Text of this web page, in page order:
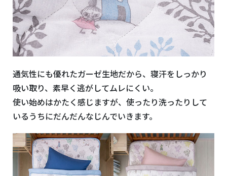
通気性にも優れたガーゼ生地だから、寝汗をしっかり
吸い取り、素早く逃がしてムレにくい。
使い始めはかたく感じますが、使ったり洗ったりして
いるうちにだんだんなじんでいきます。